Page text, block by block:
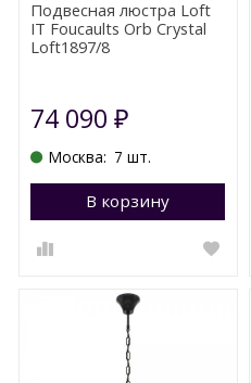
Подвесная люстра Loft
IT Foucaults Orb Crystal
Loft1897/8
74 090₽
Москва: 7 шт.
В корзину